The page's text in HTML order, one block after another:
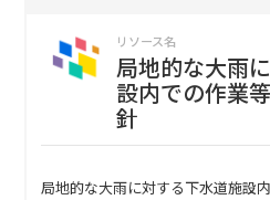
リソース名
局地的な大雨
設内での作業
針
局地的な大雨に対する下水道施設